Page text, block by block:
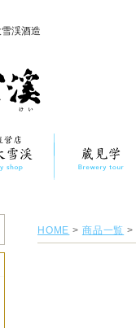
渓酒造
HOME > 商品一覧 >